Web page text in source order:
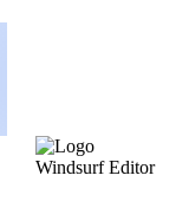
Windsurf Editor